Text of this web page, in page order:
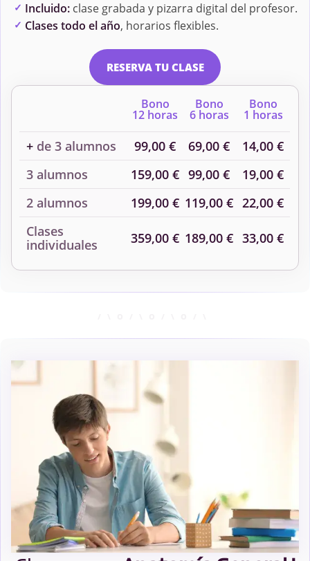
Incluido:clase grabada y pizarra digital del profesor.
Clases todo el año, horarios flexibles.
RESERVA TU CLASE
Bono
12 horas
Bono
6 horas
Bono
1 horas
+ de 3 alumnos 99,00 € 69,00 €
14,00 €
3 alumnos
159,00 € 99,00 €
19,00 €
2 alumnos
199,00 € 119,00 € 22,00 €
Clases
individuales
359,00 € 189,00 € 33,00 €